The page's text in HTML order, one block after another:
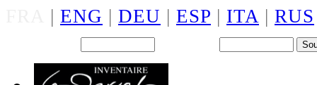
| ENG | DEU | ESP | ITA | RUS